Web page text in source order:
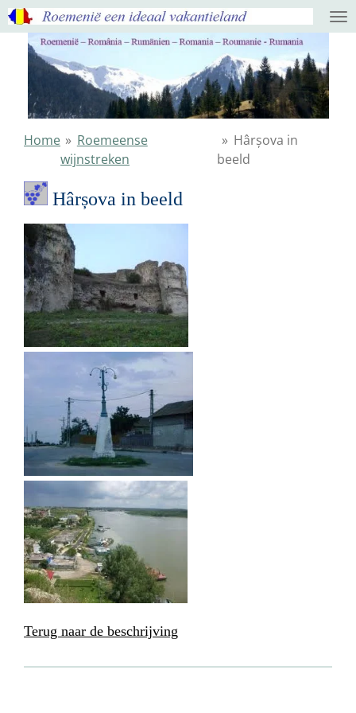
Ga
direct
naar
hoofdinhoud
Home » Roemeense
wijnstreken
» Hârșova in
beeld
Hârșova in beeld
Terug naar de beschrijving